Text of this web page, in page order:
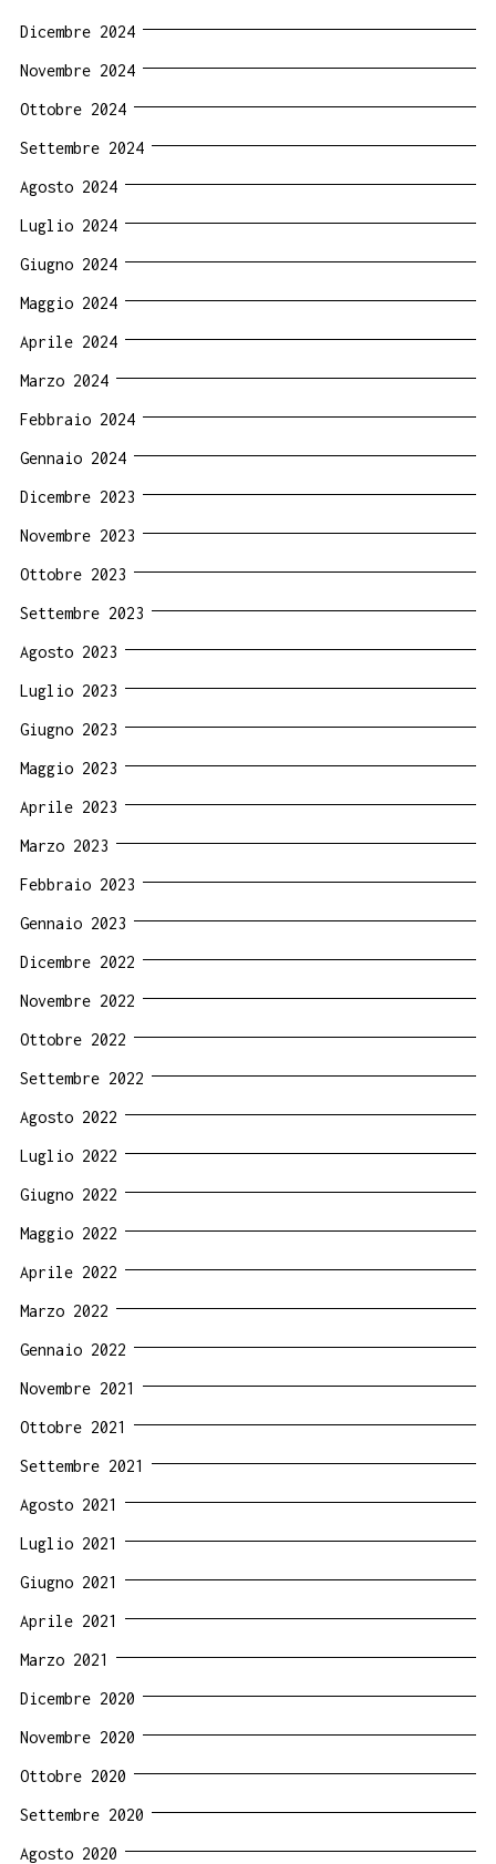
Dicembre 2024
Novembre 2024
Ottobre 2024
Settembre 2024
Agosto 2024
Luglio 2024
Giugno 2024
Maggio 2024
Aprile 2024
Marzo 2024
Febbraio 2024
Gennaio 2024
Dicembre 2023
Novembre 2023
Ottobre 2023
Settembre 2023
Agosto 2023
Luglio 2023
Giugno 2023
Maggio 2023
Aprile 2023
Marzo 2023
Febbraio 2023
Gennaio 2023
Dicembre 2022
Novembre 2022
Ottobre 2022
Settembre 2022
Agosto 2022
Luglio 2022
Giugno 2022
Maggio 2022
Aprile 2022
Marzo 2022
Gennaio 2022
Novembre 2021
Ottobre 2021
Settembre 2021
Agosto 2021
Luglio 2021
Giugno 2021
Aprile 2021
Marzo 2021
Dicembre 2020
Novembre 2020
Ottobre 2020
Settembre 2020
Agosto 2020